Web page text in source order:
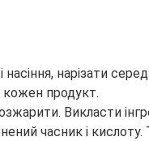
насіння, нарізати
кожен продукт.
Викласти
часник і